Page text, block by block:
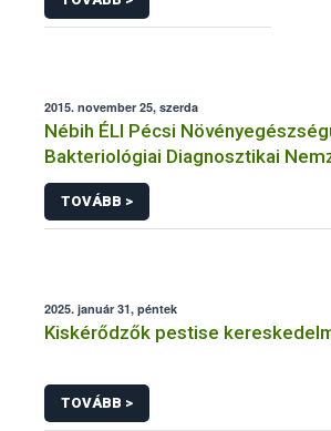
2015. november 25, szerda
Nébih ÉLI Pécsi
Bakteriológiai Diagnosztikai
Laboratórium
TOVÁBB >
2025. január 31, péntek
Kiskérődzők pestise
TOVÁBB >